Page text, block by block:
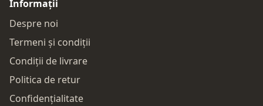
Informații
Despre noi
Termeni și condiții
Condiții de livrare
Politica de retur
Confidențialitate